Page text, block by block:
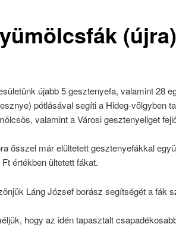
(újra)
újabb 5 gesztenyefa, valamint 28
pótlásával segíti a Hideg-völgyben
valamint a Városi gesztenyeliget
ősszel már elültetett gesztenyefákkal
értékben ültetett fákat.
Láng József borász segítségét a fák
hogy az idén tapasztalt